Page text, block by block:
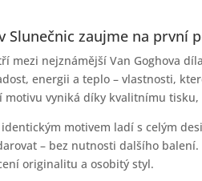
Slunečnic zaujme na první
mezi nejznámější Van Goghova
energii a teplo – vlastnosti,
motivu vyniká díky kvalitnímu
motivem ladí s celým
– bez nutnosti dalšího
originalitu a osobitý styl.